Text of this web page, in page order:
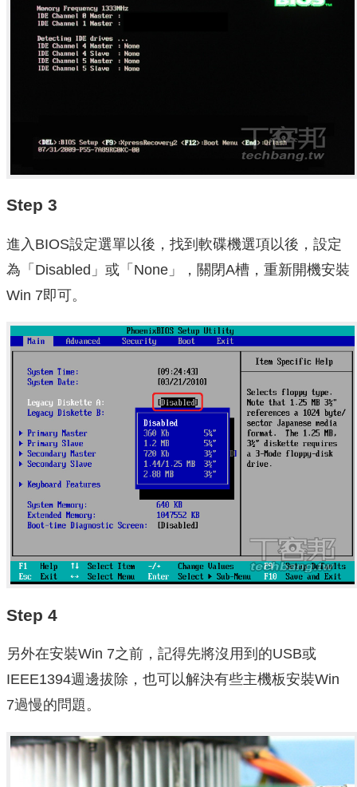
Step 3
進入BIOS設定選單以後，找到軟碟機選項以後，設定
為「Disabled」或「None」，關閉A槽，重新開機安裝
Win 7即可。
Step 4
另外在安裝Win 7之前，記得先將沒用到的USB或
IEEE1394週邊拔除，也可以解決有些主機板安裝Win
7過慢的問題。